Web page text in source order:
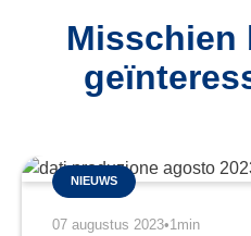
Misschien
NIEUWS
07 augustus 2023•1min